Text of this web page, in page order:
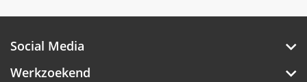
Social Media
Werkzoekend